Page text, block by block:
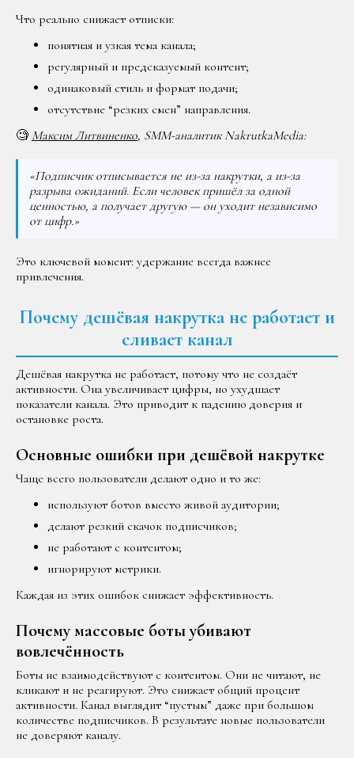
Что реально снижает отписки:
понятная и узкая тема канала;
регулярный и предсказуемый контент;
одинаковый стиль и формат подачи;
отсутствие “резких смен” направления.
🧐 Максим Литвиненко, SMM-аналитик NakrutkaMedia:
«Подписчик отписывается не из-за накрутки, а из-за
разрыва ожиданий. Если человек пришёл за одной
ценностью, а получает другую — он уходит независимо
от цифр.»
Это ключевой момент: удержание всегда важнее
привлечения.
Почему дешёвая накрутка не работает и
сливает канал
Дешёвая накрутка не работает, потому что не создаёт
активности. Она увеличивает цифры, но ухудшает
показатели канала. Это приводит к падению доверия и
остановке роста.
Основные ошибки при дешёвой накрутке
Чаще всего пользователи делают одно и то же:
используют ботов вместо живой аудитории;
делают резкий скачок подписчиков;
не работают с контентом;
игнорируют метрики.
Каждая из этих ошибок снижает эффективность.
Почему массовые боты убивают
вовлечённость
Боты не взаимодействуют с контентом. Они не читают, не
кликают и не реагируют. Это снижает общий процент
активности. Канал выглядит “пустым” даже при большом
количестве подписчиков. В результате новые пользователи
не доверяют каналу.